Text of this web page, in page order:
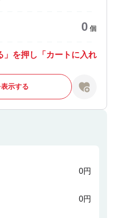
0 個
」を押し「カートに入れ
示する
0円
0円